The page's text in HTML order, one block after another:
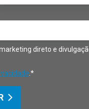
direto e
.*